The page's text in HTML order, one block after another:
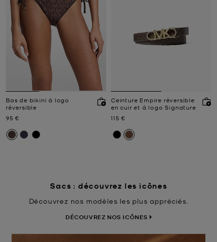
Bas de bikini à logo
réversible
Prix actuel
95 €
Ceinture Empire réversible
en cuir et à logo Signature
Prix actuel
115 €
Sacs : découvrez les icônes
Découvrez nos modèles les plus appréciés.
DÉCOUVREZ NOS ICÔNES